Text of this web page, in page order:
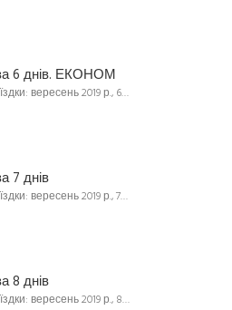
6 днів. ЕКОНОМ
вересень 2019 р., 6…
7 днів
вересень 2019 р., 7…
8 днів
вересень 2019 р., 8…